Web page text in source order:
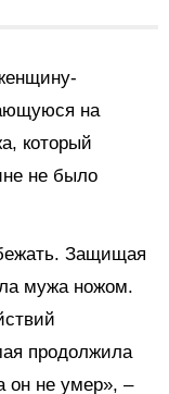
на
который
не было
Защищая
мужа ножом.
продолжила
он не умер», –